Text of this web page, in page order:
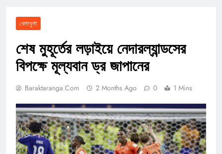
খেলাধুলা
শেষ মুহূর্তের লড়াইয়ে নেদারল্যান্ডসের
বিপক্ষে মূল্যবান ড্র জাপানের
Baraktaranga.com 2 Months Ago 0 1 Mins